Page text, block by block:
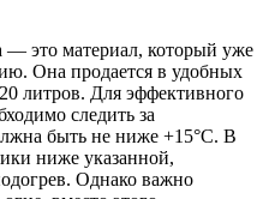
— это материал, который уже
Она продается в удобных
литров. Для эффективного
следить за
быть не ниже +15°C. В
ниже указанной,
Однако важно